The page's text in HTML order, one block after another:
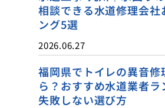
相談できる水道修理会社
ング5選
2026.06.27
福岡県でトイレの異音修
ら？おすすめ水道業者ラ
失敗しない選び方